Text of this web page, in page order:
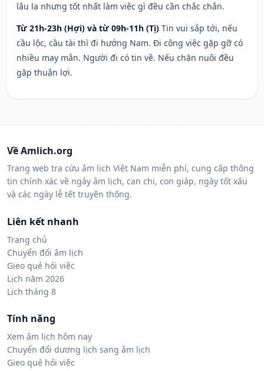
lâu la nhưng tốt nhất làm việc gì đều cần chắc chắn.
Từ 21h-23h (Hợi) và từ 09h-11h (Tị) Tin vui sắp tới, nếu
cầu lộc, cầu tài thì đi hướng Nam. Đi công việc gặp gỡ có
nhiều may mắn. Người đi có tin về. Nếu chăn nuôi đều
gặp thuận lợi.
Về Amlich.org
Trang web tra cứu âm lịch Việt Nam miễn phí, cung cấp thông
tin chính xác về ngày âm lịch, can chi, con giáp, ngày tốt xấu
và các ngày lễ tết truyền thống.
Liên kết nhanh
Trang chủ
Chuyển đổi âm lịch
Gieo quẻ hỏi việc
Lịch năm 2026
Lịch tháng 8
Tính năng
Xem âm lịch hôm nay
Chuyển đổi dương lịch sang âm lịch
Gieo quẻ hỏi việc